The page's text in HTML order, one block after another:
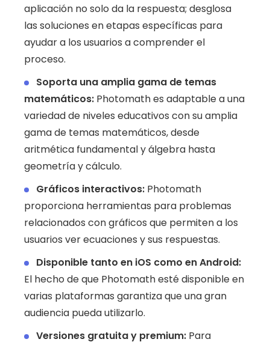
aplicación no solo da la respuesta; desglosa
las soluciones en etapas específicas para
ayudar a los usuarios a comprender el
proceso.
Soporta una amplia gama de temas
matemáticos: Photomath es adaptable a una
variedad de niveles educativos con su amplia
gama de temas matemáticos, desde
aritmética fundamental y álgebra hasta
geometría y cálculo.
Gráficos interactivos: Photomath
proporciona herramientas para problemas
relacionados con gráficos que permiten a los
usuarios ver ecuaciones y sus respuestas.
Disponible tanto en iOS como en Android:
El hecho de que Photomath esté disponible en
varias plataformas garantiza que una gran
audiencia pueda utilizarlo.
Versiones gratuita y premium: Para